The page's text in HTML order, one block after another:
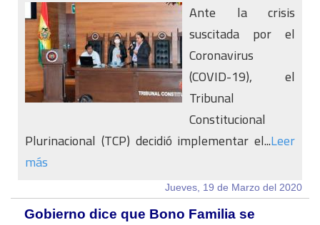
Ante la crisis
suscitada por el
Coronavirus
(COVID-19), el
Tribunal
Constitucional
Plurinacional (TCP) decidió implementar el...Leer
más
Jueves, 19 de Marzo del 2020
Gobierno dice que Bono Familia se